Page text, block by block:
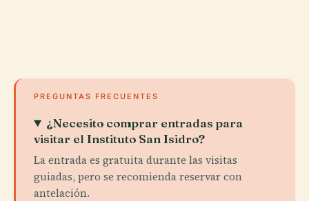
PREGUNTAS FRECUENTES
¿Necesito comprar entradas para
visitar el Instituto San Isidro?
La entrada es gratuita durante las visitas
guiadas, pero se recomienda reservar con
antelación.